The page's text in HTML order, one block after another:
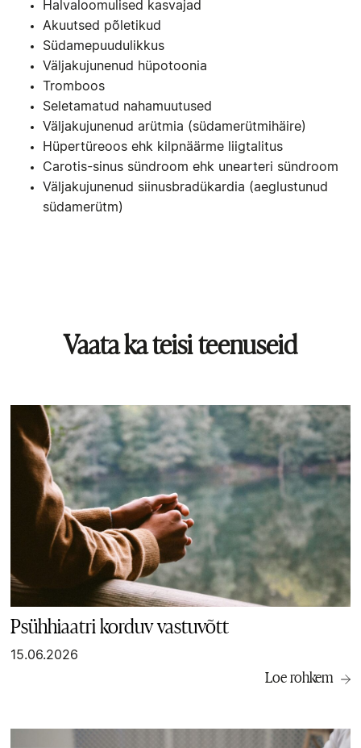
Halvaloomulised kasvajad
Akuutsed põletikud
Südamepuudulikkus
Väljakujunenud hüpotoonia
Tromboos
Seletamatud nahamuutused
Väljakujunenud arütmia (südamerütmihäire)
Hüpertüreoos ehk kilpnäärme liigtalitus
Carotis-sinus sündroom ehk unearteri sündroom
Väljakujunenud siinusbradükardia (aeglustunud
südamerütm)
Vaata ka teisi teenuseid
Psühhiaatri korduv vastuvõtt
15.06.2026
Loe rohkem